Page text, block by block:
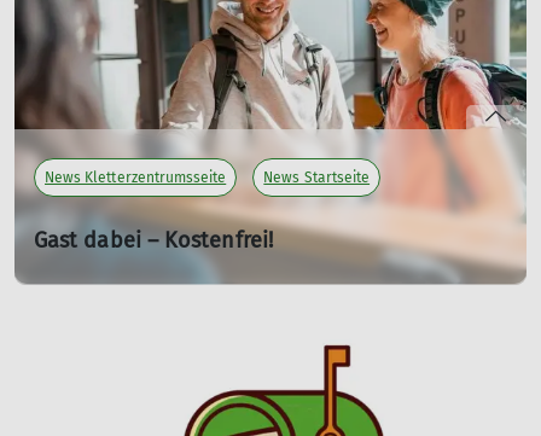
News Kletterzentrumsseite News Startseite
Gast dabei – Kostenfrei!